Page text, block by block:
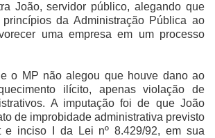
João, servidor público, alegando que
da Administração Pública ao
uma empresa em um processo
o MP não alegou que houve dano ao
ilícito, apenas violação de
A imputação foi de que João
de improbidade administrativa previsto
e inciso I da Lei nº 8.429/92, em sua